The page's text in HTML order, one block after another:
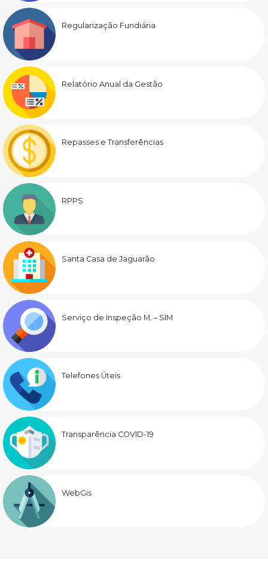
Regularização Fundiária
Relatório Anual da Gestão
Repasses e Transferências
RPPS
Santa Casa de Jaguarão
Serviço de Inspeção M. – SIM
Telefones Úteis
Transparência COVID-19
WebGis